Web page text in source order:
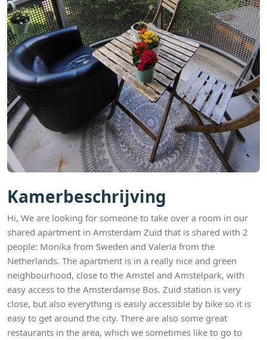
Kamerbeschrijving
Hi, We are looking for someone to take over a room in our
shared apartment in Amsterdam Zuid that is shared with 2
people: Monika from Sweden and Valeria from the
Netherlands. The apartment is in a really nice and green
neighbourhood, close to the Amstel and Amstelpark, with
easy access to the Amsterdamse Bos. Zuid station is very
close, but also everything is easily accessible by bike so it is
easy to get around the city. There are also some great
restaurants in the area, which we sometimes like to go to